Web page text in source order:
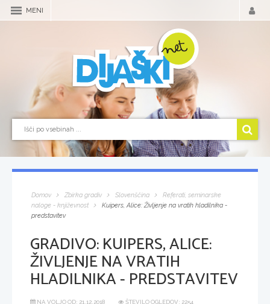
MENI
Domov Zbirka gradiv Slovenščina
Referati, seminarske
naloge - književnost
Kuipers, Alice: Življenje na vratih hladilnika -
predstavitev
GRADIVO:KUIPERS, ALICE:
ŽIVLJENJE NA VRATIH
HLADILNIKA - PREDSTAVITEV
NA VOLJO OD: 21.12.2018
ŠTEVILO OGLEDOV: 2254